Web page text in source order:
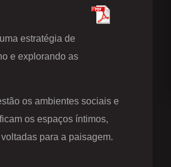
estratégia de
e explorando as
os ambientes sociais e
os espaços íntimos,
para a paisagem.